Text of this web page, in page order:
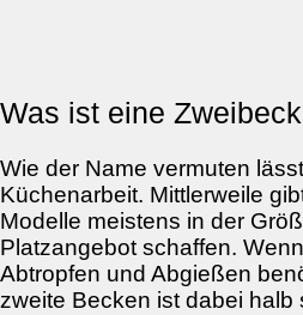
Was ist eine
Wie der Name vermuten
Küchenarbeit. Mittlerweile
Modelle meistens in der
Platzangebot schaffen.
Abtropfen und Abgießen
zweite Becken ist dabei